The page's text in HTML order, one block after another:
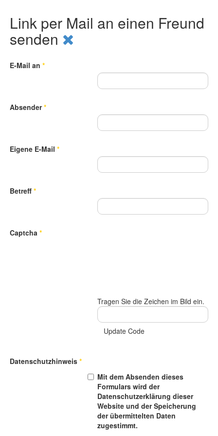
Link per Mail an einen Freund
senden
E-Mail an *
Absender*
Eigene E-Mail *
Betreff *
Captcha *
Tragen Sie die Zeichen im Bild ein.
Update Code
Datenschutzhinweis *
Mit dem Absenden dieses
Formulars wird der
Datenschutzerklärung dieser
Website und der Speicherung
der übermittelten Daten
zugestimmt.